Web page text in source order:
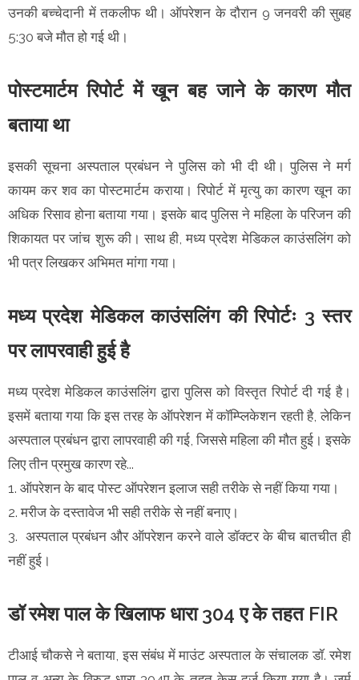
उनकी बच्चेदानी में तकलीफ थी। ऑपरेशन के दौरान 9 जनवरी की सुबह
5:30 बजे मौत हो गई थी।
पोस्टमार्टम रिपोर्ट में खून बह जाने के कारण मौत
बताया था
इसकी सूचना अस्पताल प्रबंधन ने पुलिस को भी दी थी। पुलिस ने मर्ग
कायम कर शव का पोस्टमार्टम कराया। रिपोर्ट में मृत्यु का कारण खून का
अधिक रिसाव होना बताया गया। इसके बाद पुलिस ने महिला के परिजन की
शिकायत पर जांच शुरू की। साथ ही, मध्य प्रदेश मेडिकल काउंसलिंग को
भी पत्र लिखकर अभिमत मांगा गया।
मध्य प्रदेश मेडिकल काउंसलिंग की रिपोर्टः 3 स्तर
पर लापरवाही हुई है
मध्य प्रदेश मेडिकल काउंसलिंग द्वारा पुलिस को विस्तृत रिपोर्ट दी गई है।
इसमें बताया गया कि इस तरह के ऑपरेशन में कॉम्प्लिकेशन रहती है, लेकिन
अस्पताल प्रबंधन द्वारा लापरवाही की गई, जिससे महिला की मौत हुई। इसके
लिए तीन प्रमुख कारण रहे...
1. ऑपरेशन के बाद पोस्ट ऑपरेशन इलाज सही तरीके से नहीं किया गया।
2. मरीज के दस्तावेज भी सही तरीके से नहीं बनाए।
3. अस्पताल प्रबंधन और ऑपरेशन करने वाले डॉक्टर के बीच बातचीत ही
नहीं हुई।
डॉ रमेश पाल के खिलाफ धारा 304 ए के तहत FIR
टीआई चौकसे ने बताया, इस संबंध में माउंट अस्पताल के संचालक डॉ. रमेश